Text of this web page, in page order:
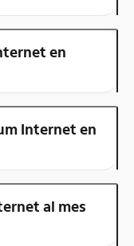
en
Internet en
al mes